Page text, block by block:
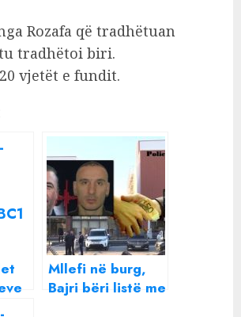
Rozafa që tradhëtuan
tradhëtoi biri.
vjetët e fundit.
Mllefi në burg,
Bajri bëri listë me